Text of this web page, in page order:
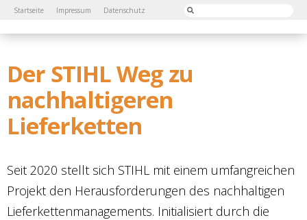
Startseite Impressum Datenschutz
Der STIHL Weg zu
nachhaltigeren
Lieferketten
Seit 2020 stellt sich STIHL mit einem umfangreichen
Projekt den Herausforderungen des nachhaltigen
Lieferkettenmanagements. Initialisiert durch die